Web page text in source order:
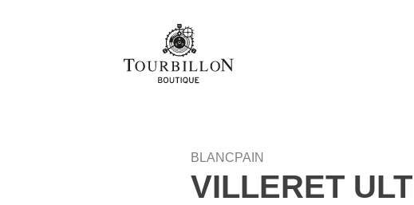
BLANCPAIN
VILLERET